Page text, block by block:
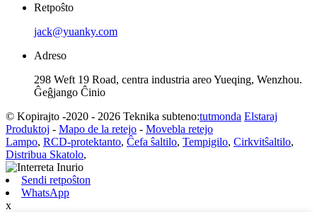
Retpoŝto
jack@yuanky.com
Adreso
298 Weft 19 Road, centra industria areo Yueqing, Wenzhou.
Ĝeĝjango Ĉinio
© Kopirajto -2020 - 2026 Teknika subteno:tutmonda Elstaraj
Produktoj - Mapo de la retejo - Movebla retejo
Lampo, RCD-protektanto, Ĉefa ŝaltilo, Tempigilo, Cirkvitŝaltilo,
Distribua Skatolo,
Sendi retpoŝton
WhatsApp
x